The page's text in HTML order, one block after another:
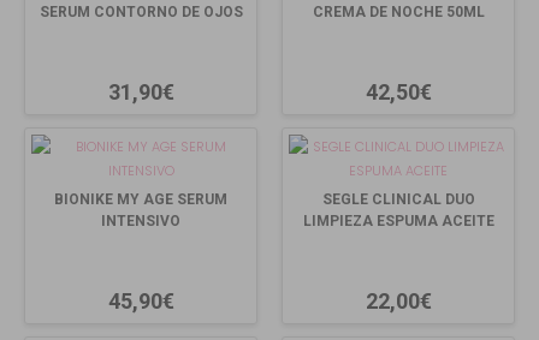
SERUM CONTORNO DE OJOS
31,90€
CREMA DE NOCHE 50ML
42,50€
BIONIKE MY AGE SERUM
INTENSIVO
45,90€
SEGLE CLINICAL DUO
LIMPIEZA ESPUMA ACEITE
22,00€